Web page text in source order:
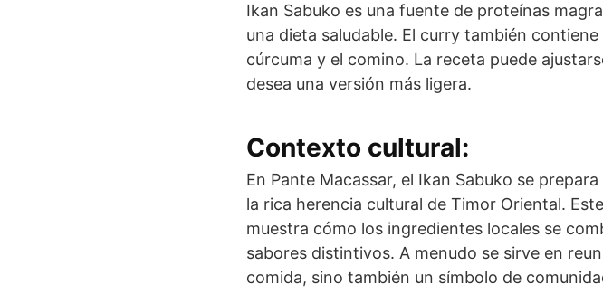
Ikan Sabuko es una fuente de proteínas
una dieta saludable. El curry también
cúrcuma y el comino. La receta puede
desea una versión más ligera.
Contexto cultural:
En Pante Macassar, el Ikan Sabuko se
la rica herencia cultural de Timor Oriental.
muestra cómo los ingredientes locales se
sabores distintivos. A menudo se sirve en
comida, sino también un símbolo de